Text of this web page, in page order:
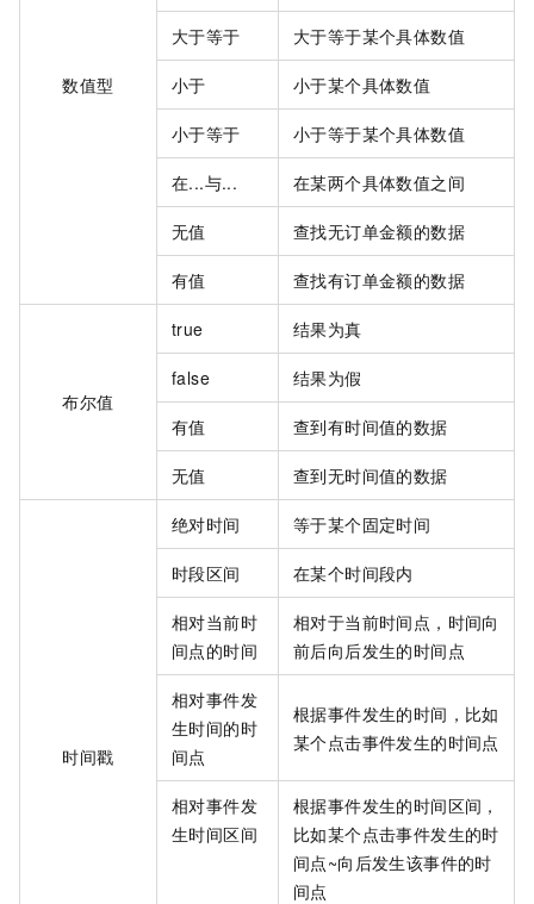
数值型
大于等于 大于等于某个具体数值
小于 小于某个具体数值
小于等于 小于等于某个具体数值
在...与... 在某两个具体数值之间
无值 查找无订单金额的数据
有值 查找有订单金额的数据
布尔值
true 结果为真
false 结果为假
有值 查到有时间值的数据
无值 查到无时间值的数据
时间戳
绝对时间 等于某个固定时间
时段区间 在某个时间段内
相对当前时
间点的时间
相对于当前时间点，时间向
前后向后发生的时间点
相对事件发
生时间的时
间点
根据事件发生的时间，比如
某个点击事件发生的时间点
相对事件发
生时间区间
根据事件发生的时间区间，
比如某个点击事件发生的时
间点~向后发生该事件的时
间点